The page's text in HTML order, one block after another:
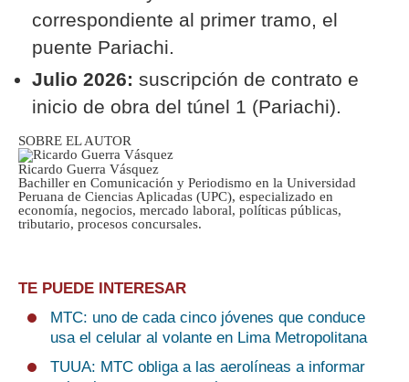
correspondiente al primer tramo, el
puente Pariachi.
Julio 2026: suscripción de contrato e
inicio de obra del túnel 1 (Pariachi).
SOBRE EL AUTOR
Ricardo Guerra Vásquez
Bachiller en Comunicación y Periodismo en la Universidad
Peruana de Ciencias Aplicadas (UPC), especializado en
economía, negocios, mercado laboral, políticas públicas,
tributario, procesos concursales.
TE PUEDE INTERESAR
MTC: uno de cada cinco jóvenes que conduce
usa el celular al volante en Lima Metropolitana
TUUA: MTC obliga a las aerolíneas a informar